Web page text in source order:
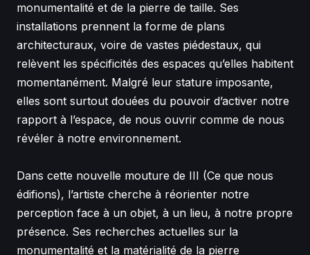
monumentalité et de la pierre de taille. Ses
installations prennent la forme de plans
architecturaux, voire de vastes piédestaux, qui
relèvent les spécificités des espaces qu’elles habitent
momentanément. Malgré leur stature imposante,
elles sont surtout douées du pouvoir d’activer notre
rapport à l’espace, de nous ouvrir comme de nous
révéler à notre environnement.
Dans cette nouvelle mouture de III (Ce que nous
édifions), l’artiste cherche à réorienter notre
perception face à un objet, à un lieu, à notre propre
présence. Ses recherches actuelles sur la
monumentalité et la matérialité de la pierre